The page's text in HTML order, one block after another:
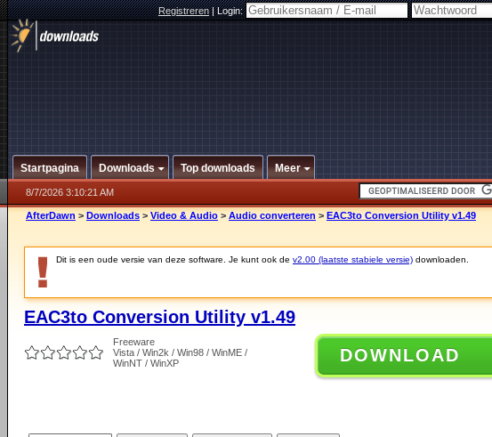
Registreren|Login:
Startpagina Downloads Top downloads Meer
8/7/2026 3:10:21 AM
AfterDawn > Downloads > Video & Audio > Audio converteren > EAC3to Conversion Utility v1.49
Dit is een oude versie van deze software. Je kunt ook de v2.00 (laatste stabiele versie) downloaden.
EAC3to Conversion Utility v1.49
Freeware
Vista / Win2k / Win98 / WinME /
WinNT / WinXP
DOWNLOAD